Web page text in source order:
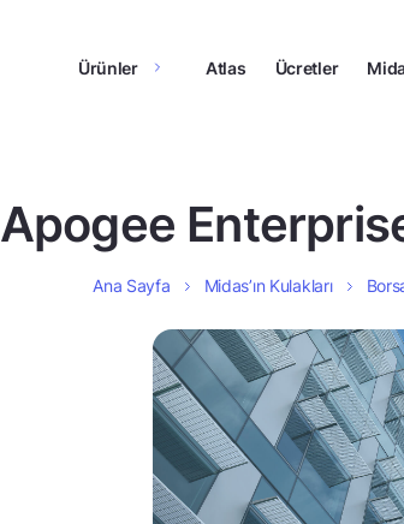
Ürünler Atlas Ücretler
Apogee
Ana Sayfa Midas’ın Kulakları